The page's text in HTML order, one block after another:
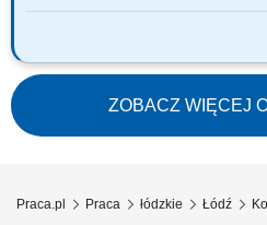
ZADANIA KTÓRE NA CIEBIE
obecnych klientów T- Mobile; Realizacja
złożonych przez klienta w aplikacji
internetowej www.t-mobile.pl;
jakościowych i...
ZOBACZ WIĘCEJ
Praca.pl Praca łódzkie Łódź